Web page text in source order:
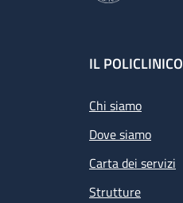
Footer
IL POLICLINICO
Chi siamo
Dove siamo
Carta dei servizi
Strutture